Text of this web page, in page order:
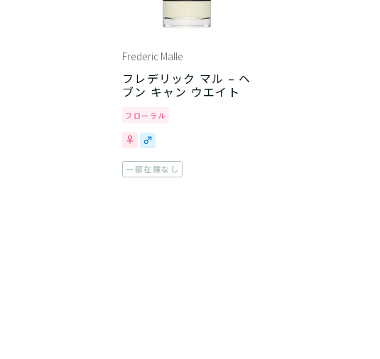
Frederic Malle
フレデリック マル – ヘ
ブン キャン ウエイト
フローラル
一部在庫なし